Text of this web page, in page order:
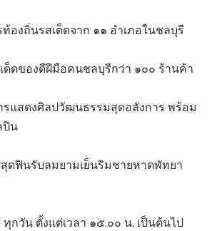
องถิ่นรสเด็ดจาก ๑๑ อำเภอในชลบุรี
ด็ดของดีฝีมือคนชลบุรีกว่า ๑๐๐ ร้านค้า
รแสดงศิลปวัฒนธรรมสุดอลังการ พร้อม
ปิน
ดฟินรับลมยามเย็นริมชายหาดพัทยา
ทุกวัน ตั้งแต่เวลา ๑๕.๐๐ น. เป็นต้นไป